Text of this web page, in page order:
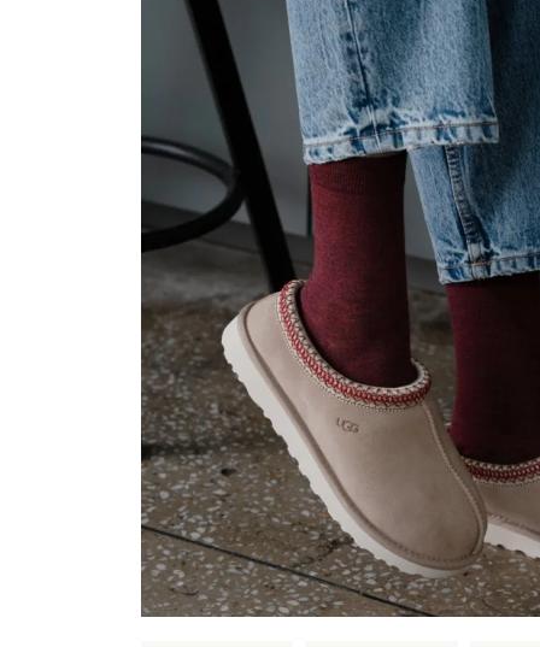
Niewidoczne
Wzorowane
Bezuciskowe
Sportowe
Antypoślizgowe
Do
RAJSTOPY
Ciepłe
Ciepłe